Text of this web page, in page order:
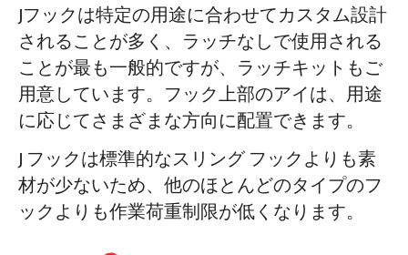
Jフックは特定の用途に合わせてカスタム設計
されることが多く、ラッチなしで使用される
ことが最も一般的ですが、ラッチキットもご
用意しています。フック上部のアイは、用途
に応じてさまざまな方向に配置できます。
J フックは標準的なスリング フックよりも素
材が少ないため、他のほとんどのタイプのフ
ックよりも作業荷重制限が低くなります。